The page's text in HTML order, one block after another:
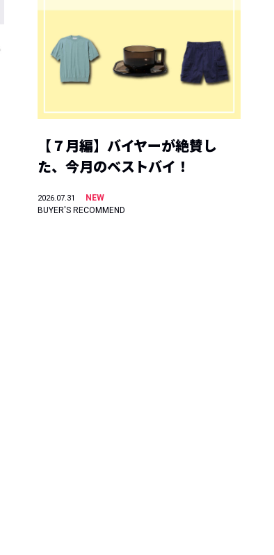
【７月編】バイヤーが絶賛し
た、今月のベストバイ！
2026.07.31
NEW
BUYER'S RECOMMEND